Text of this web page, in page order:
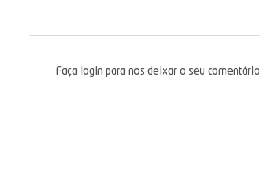
Faça login para nos deixar o seu comentário